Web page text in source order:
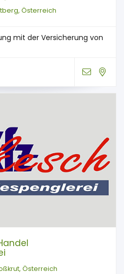
Österreich
mit der Versicherung von
Österreich